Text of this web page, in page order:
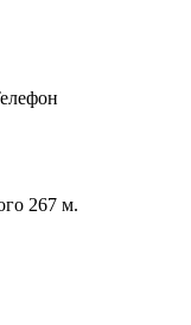
267 м.